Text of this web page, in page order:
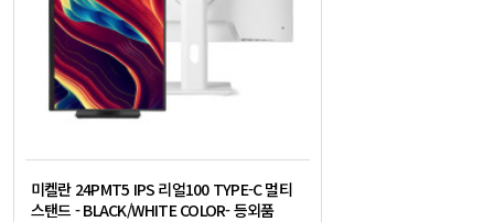
미켈란 24PMT5 IPS 리얼100 TYPE-C 멀티
스탠드 - BLACK/WHITE COLOR- 등외품